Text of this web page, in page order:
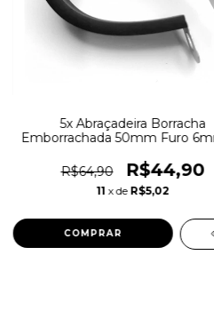
5x Abraçadeira Borracha
Emborrachada 50mm Furo
R$64,90
R$44,90
11 x de R$5,02